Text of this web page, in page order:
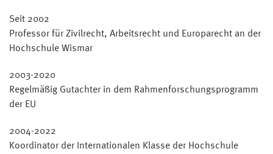
Seit 2002
Professor für Zivilrecht, Arbeitsrecht und Europarecht an der
Hochschule Wismar
2003-2020
Regelmäßig Gutachter in dem Rahmenforschungsprogramm
der EU
2004-2022
Koordinator der Internationalen Klasse der Hochschule